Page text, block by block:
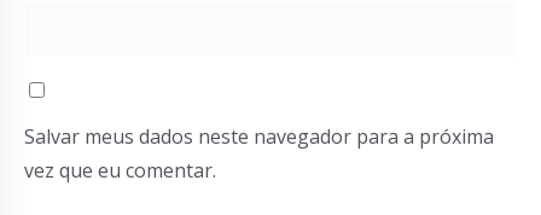
Salvar meus dados neste navegador para a próxima
vez que eu comentar.